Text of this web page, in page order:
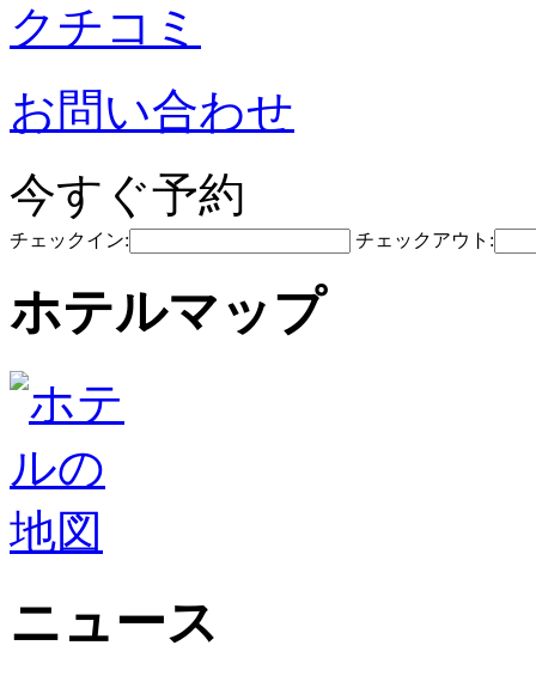
クチコミ
お問い合わせ
今すぐ予約
チェックイン: チェックアウト:
ホテルマップ
ニュース